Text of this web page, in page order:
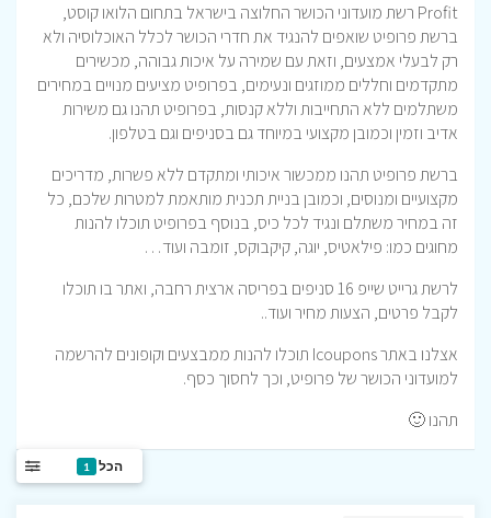
Profit רשת מועדוני הכושר החלוצה בישראל בתחום הלואו קוסט,
ברשת פרופיט שואפים להנגיד את חדרי הכושר לכלל האוכלוסיה ולא
רק לבעלי אמצעים, וזאת עם שמירה על איכות גבוהה, מכשירים
מתקדמים וחללים ממוזגים ונעימים, בפרופיט מציעים מנויים במחירים
משתלמים ללא התחייבות וללא קנסות, בפרופיט תהנו גם משירות
אדיב וזמין וכמובן מקצועי במיוחד גם בסניפים וגם בטלפון.
ברשת פרופיט תהנו ממכשור איכותי ומתקדם ללא פשרות, מדריכים
מקצועיים ומנוסים, וכמובן בניית תכנית מותאמת למטרות שלכם, כל
זה במחיר משתלם ונגיד לכל כיס, בנוסף בפרופיט תוכלו להנות
מחוגים כמו: פילאטיס, יוגה, קיקבוקס, זומבה ועוד…
לרשת גרייט שייפ 16 סניפים בפריסה ארצית רחבה, ואתר בו תוכלו
לקבל פרטים, הצעות מחיר ועוד..
אצלנו באתר Icoupons תוכלו להנות ממבצעים וקופונים להרשמה
למועדוני הכושר של פרופיט, וכך לחסוך כסף.
תהנו 🙂
הכל 1